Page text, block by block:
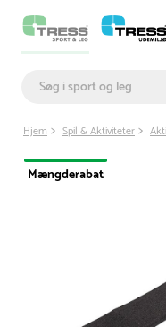
Hjem Spil & Aktiviteter
Mængderabat